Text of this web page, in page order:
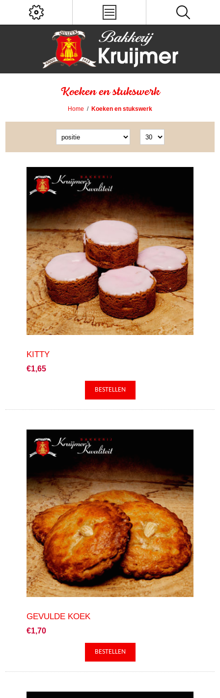
Koeken en stukswerk
Home / Koeken en stukswerk
KITTY
€1,65
GEVULDE KOEK
€1,70